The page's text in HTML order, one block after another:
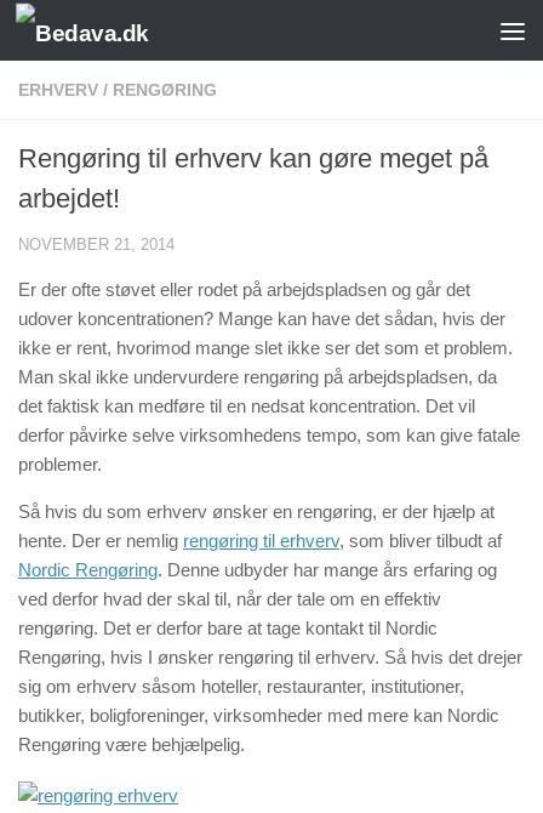
Skip to content
ERHVERV / RENGØRING
Rengøring til erhverv kan gøre meget på
arbejdet!
NOVEMBER 21, 2014
Er der ofte støvet eller rodet på arbejdspladsen og går det
udover koncentrationen? Mange kan have det sådan, hvis der
ikke er rent, hvorimod mange slet ikke ser det som et problem.
Man skal ikke undervurdere rengøring på arbejdspladsen, da
det faktisk kan medføre til en nedsat koncentration. Det vil
derfor påvirke selve virksomhedens tempo, som kan give fatale
problemer.
Så hvis du som erhverv ønsker en rengøring, er der hjælp at
hente. Der er nemlig rengøring til erhverv, som bliver tilbudt af
Nordic Rengøring. Denne udbyder har mange års erfaring og
ved derfor hvad der skal til, når der tale om en effektiv
rengøring. Det er derfor bare at tage kontakt til Nordic
Rengøring, hvis I ønsker rengøring til erhverv. Så hvis det drejer
sig om erhverv såsom hoteller, restauranter, institutioner,
butikker, boligforeninger, virksomheder med mere kan Nordic
Rengøring være behjælpelig.